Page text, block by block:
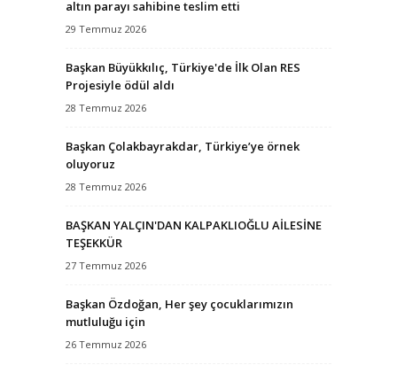
altın parayı sahibine teslim etti
29 Temmuz 2026
Başkan Büyükkılıç, Türkiye'de İlk Olan RES
Projesiyle ödül aldı
28 Temmuz 2026
Başkan Çolakbayrakdar, Türkiye’ye örnek
oluyoruz
28 Temmuz 2026
BAŞKAN YALÇIN'DAN KALPAKLIOĞLU AİLESİNE
TEŞEKKÜR
27 Temmuz 2026
Başkan Özdoğan, Her şey çocuklarımızın
mutluluğu için
26 Temmuz 2026